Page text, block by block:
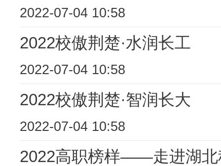
2022-07-04 10:58
2022校傲荆楚·水润长工
2022-07-04 10:58
2022校傲荆楚·智润长大
2022-07-04 10:58
2022高职榜样——走进湖北